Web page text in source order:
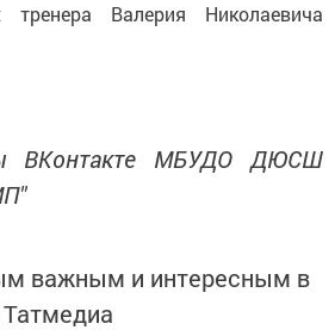
Валерия Николаевича
ВКонтакте МБУДО ДЮСШ
важным и интересным в
Татмедиа